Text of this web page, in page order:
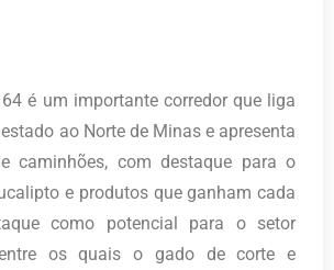
é um importante corredor que liga
ao Norte de Minas e apresenta
caminhões, com destaque para o
e produtos que ganham cada
como potencial para o setor
entre os quais o gado de corte e